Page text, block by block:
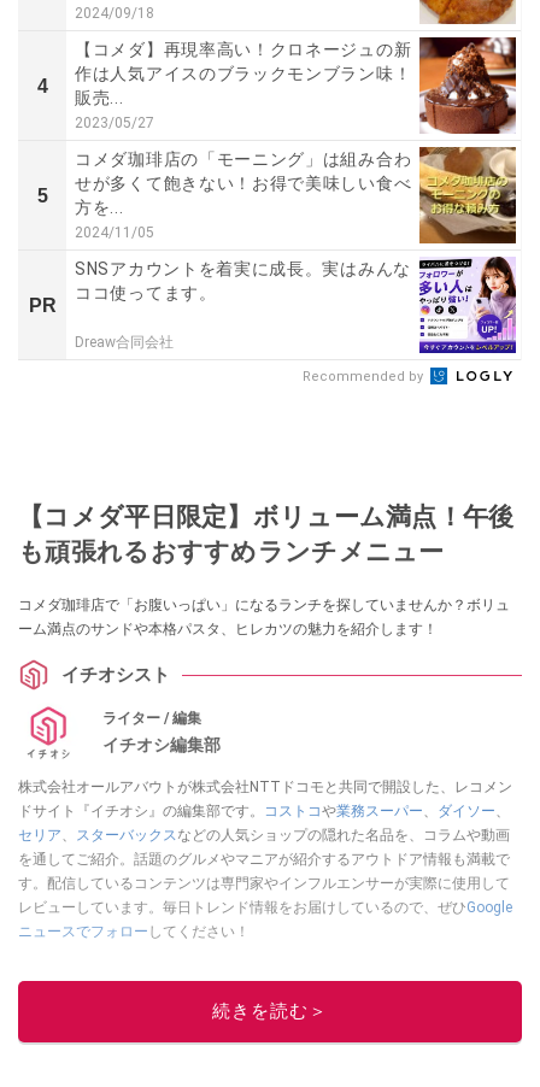
2024/09/18
4
【コメダ】再現率高い！クロネージュの新
作は人気アイスのブラックモンブラン味！
販売...
2023/05/27
5
コメダ珈琲店の「モーニング」は組み合わ
せが多くて飽きない！お得で美味しい食べ
方を...
2024/11/05
PR
SNSアカウントを着実に成長。実はみんな
ココ使ってます。
Dreaw合同会社
Recommended by
【コメダ平日限定】ボリューム満点！午後
も頑張れるおすすめランチメニュー
コメダ珈琲店で「お腹いっぱい」になるランチを探していませんか？ボリュ
ーム満点のサンドや本格パスタ、ヒレカツの魅力を紹介します！
イチオシスト
ライター / 編集
イチオシ編集部
株式会社オールアバウトが株式会社NTTドコモと共同で開設した、レコメン
ドサイト『イチオシ』の編集部です。
コストコや業務スーパー、 ダイソー、
セリア、 スターバックスなどの人気ショップの隠れた名品を、コラムや動画
を通してご紹介。話題のグルメやマニアが紹介するアウトドア情報も満載で
す。配信しているコンテンツは専門家やインフルエンサーが実際に使用して
レビューしています。毎日トレンド情報をお届けしているので、ぜひGoogle
ニュースでフォロー してください！
続きを読む＞